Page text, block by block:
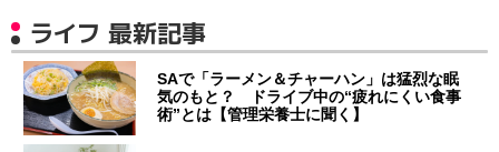
ライフ 最新記事
SAで「ラーメン＆チャーハン」は猛烈な眠
気のもと？ ドライブ中の“疲れにくい食事
術”とは【管理栄養士に聞く】